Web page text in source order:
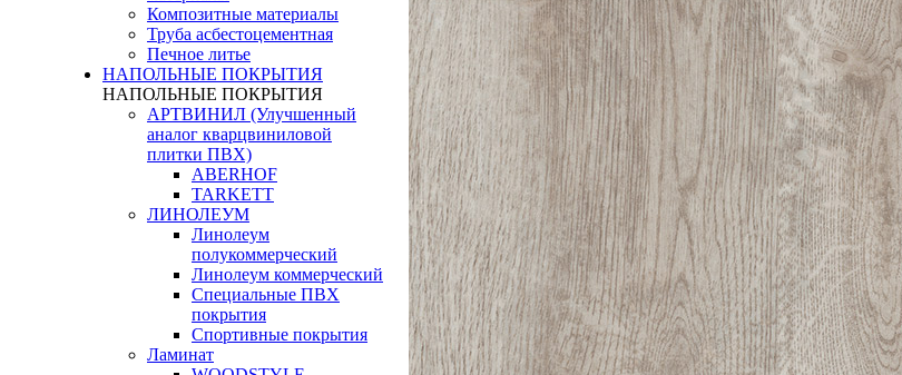
Композитные материалы
Труба асбестоцементная
Печное литье
НАПОЛЬНЫЕ ПОКРЫТИЯ
НАПОЛЬНЫЕ ПОКРЫТИЯ
АРТВИНИЛ (Улучшенный
аналог кварцвиниловой
плитки ПВХ)
ABERHOF
TARKETT
ЛИНОЛЕУМ
Линолеум
полукоммерческий
Линолеум коммерческий
Специальные ПВХ
покрытия
Спортивные покрытия
Ламинат